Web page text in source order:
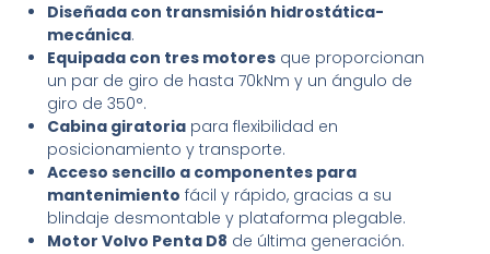
Diseñada con transmisión hidrostática-
mecánica.
Equipada con tres motores que proporcionan
un par de giro de hasta 70kNm y un ángulo de
giro de 350°.
Cabina giratoria para flexibilidad en
posicionamiento y transporte.
Acceso sencillo a componentes para
mantenimiento fácil y rápido, gracias a su
blindaje desmontable y plataforma plegable.
Motor Volvo Penta D8 de última generación.